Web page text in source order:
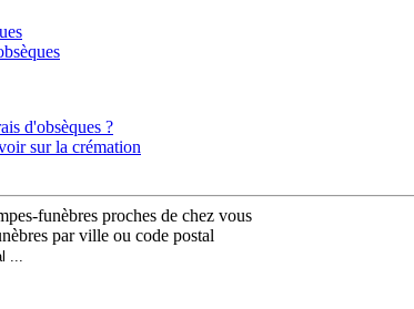
d'obsèques ?
sur la crémation
funèbres proches de chez vous
par ville ou code postal